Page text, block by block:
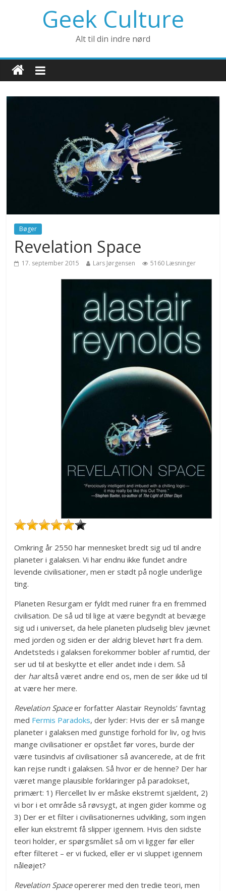
Geek Culture
Alt til din indre nørd
Bøger
Revelation Space
17. september 2015 Lars Jørgensen 5160 Læsninger
Omkring år 2550 har mennesket bredt sig ud til andre
planeter i galaksen. Vi har endnu ikke fundet andre
levende civilisationer, men er stødt på nogle underlige
ting.
Planeten Resurgam er fyldt med ruiner fra en fremmed
civilisation. De så ud til lige at være begyndt at bevæge
sig ud i universet, da hele planeten pludselig blev jævnet
med jorden og siden er der aldrig blevet hørt fra dem.
Andetsteds i galaksen forekommer bobler af rumtid, der
ser ud til at beskytte et eller andet inde i dem. Så
der haraltså været andre end os, men de ser ikke ud til
at være her mere.
Revelation Spaceer forfatter Alastair Reynolds’ favntag
med Fermis Paradoks, der lyder: Hvis der er så mange
planeter i galaksen med gunstige forhold for liv, og hvis
mange civilisationer er opstået før vores, burde der
være tusindvis af civilisationer så avancerede, at de frit
kan rejse rundt i galaksen. Så hvor er de henne? Der har
været mange plausible forklaringer på paradokset,
primært: 1) Flercellet liv er måske ekstremt sjældent, 2)
vi bor i et område så røvsygt, at ingen gider komme og
3) Der er et filter i civilisationernes udvikling, som ingen
eller kun ekstremt få slipper igennem. Hvis den sidste
teori holder, er spørgsmålet så om vi ligger før eller
efter filteret – er vi fucked, eller er vi sluppet igennem
nåleøjet?
Revelation Spaceopererer med den tredie teori, men